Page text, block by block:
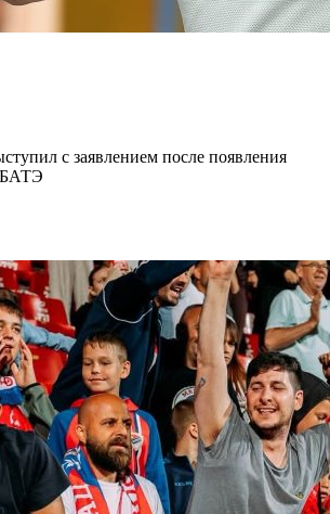
с заявлением после появления
БАТЭ